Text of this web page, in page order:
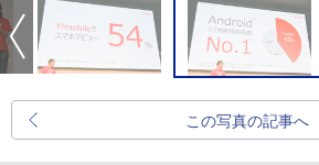
この写真の記事へ